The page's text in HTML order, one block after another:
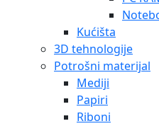
Kućišta
3D tehnologije
Potrošni materijal
Mediji
Papiri
Riboni